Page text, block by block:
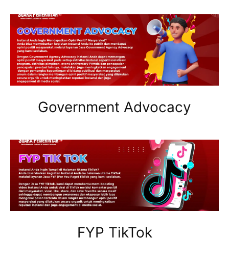
Government Advocacy
FYP TikTok